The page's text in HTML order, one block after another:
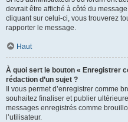
devrait être affiché à côté du
cliquant sur celui-ci, vous trouverez
rapporter le message.
Haut
À quoi sert le bouton « Enregistrer
rédaction d’un sujet ?
Il vous permet d’enregistrer comme
souhaitez finaliser et publier
messages enregistrés comme
l’utilisateur.